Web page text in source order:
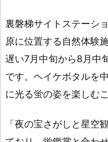
裏磐梯サイトステーシ
原に位置する自然体験
遅い7月中旬から8月中
です。ヘイケボタルを
に光る蛍の姿を楽しむ
「夜の宝さがしと星空